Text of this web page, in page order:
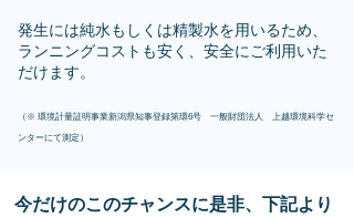
発生には純水もしくは精製水を用いるため、
ランニングコストも安く、安全にご利用いた
だけます。
（※ 環境計量証明事業新潟県知事登録第環6号 一般財団法人 上越環境科学セ
ンターにて測定）
今だけのこのチャンスに是非、下記より